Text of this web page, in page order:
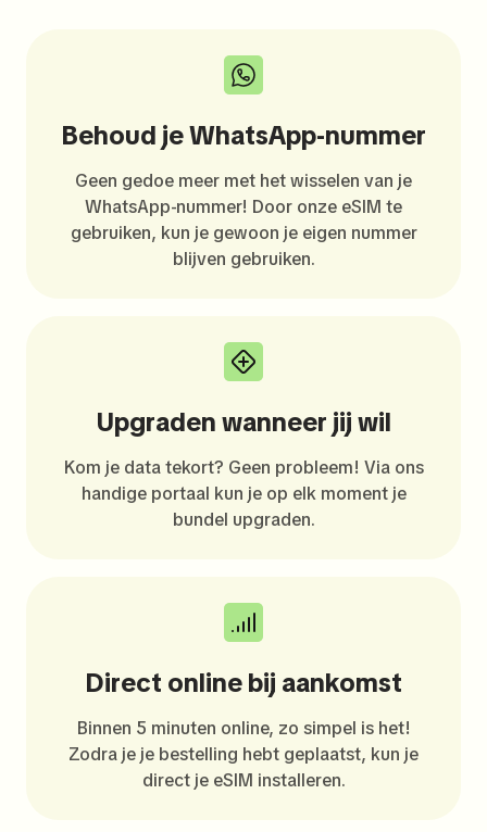
Behoud je WhatsApp-nummer
Geen gedoe meer met het wisselen van je
WhatsApp-nummer! Door onze eSIM te
gebruiken, kun je gewoon je eigen nummer
blijven gebruiken.
Upgraden wanneer jij wil
Kom je data tekort? Geen probleem! Via ons
handige portaal kun je op elk moment je
bundel upgraden.
Direct online bij aankomst
Binnen 5 minuten online, zo simpel is het!
Zodra je je bestelling hebt geplaatst, kun je
direct je eSIM installeren.